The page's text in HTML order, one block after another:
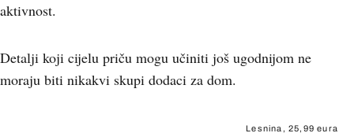
aktivnost.
Detalji koji cijelu priču mogu učiniti još ugodnijom ne
moraju biti nikakvi skupi dodaci za dom.
Lesnina, 25,99 eura